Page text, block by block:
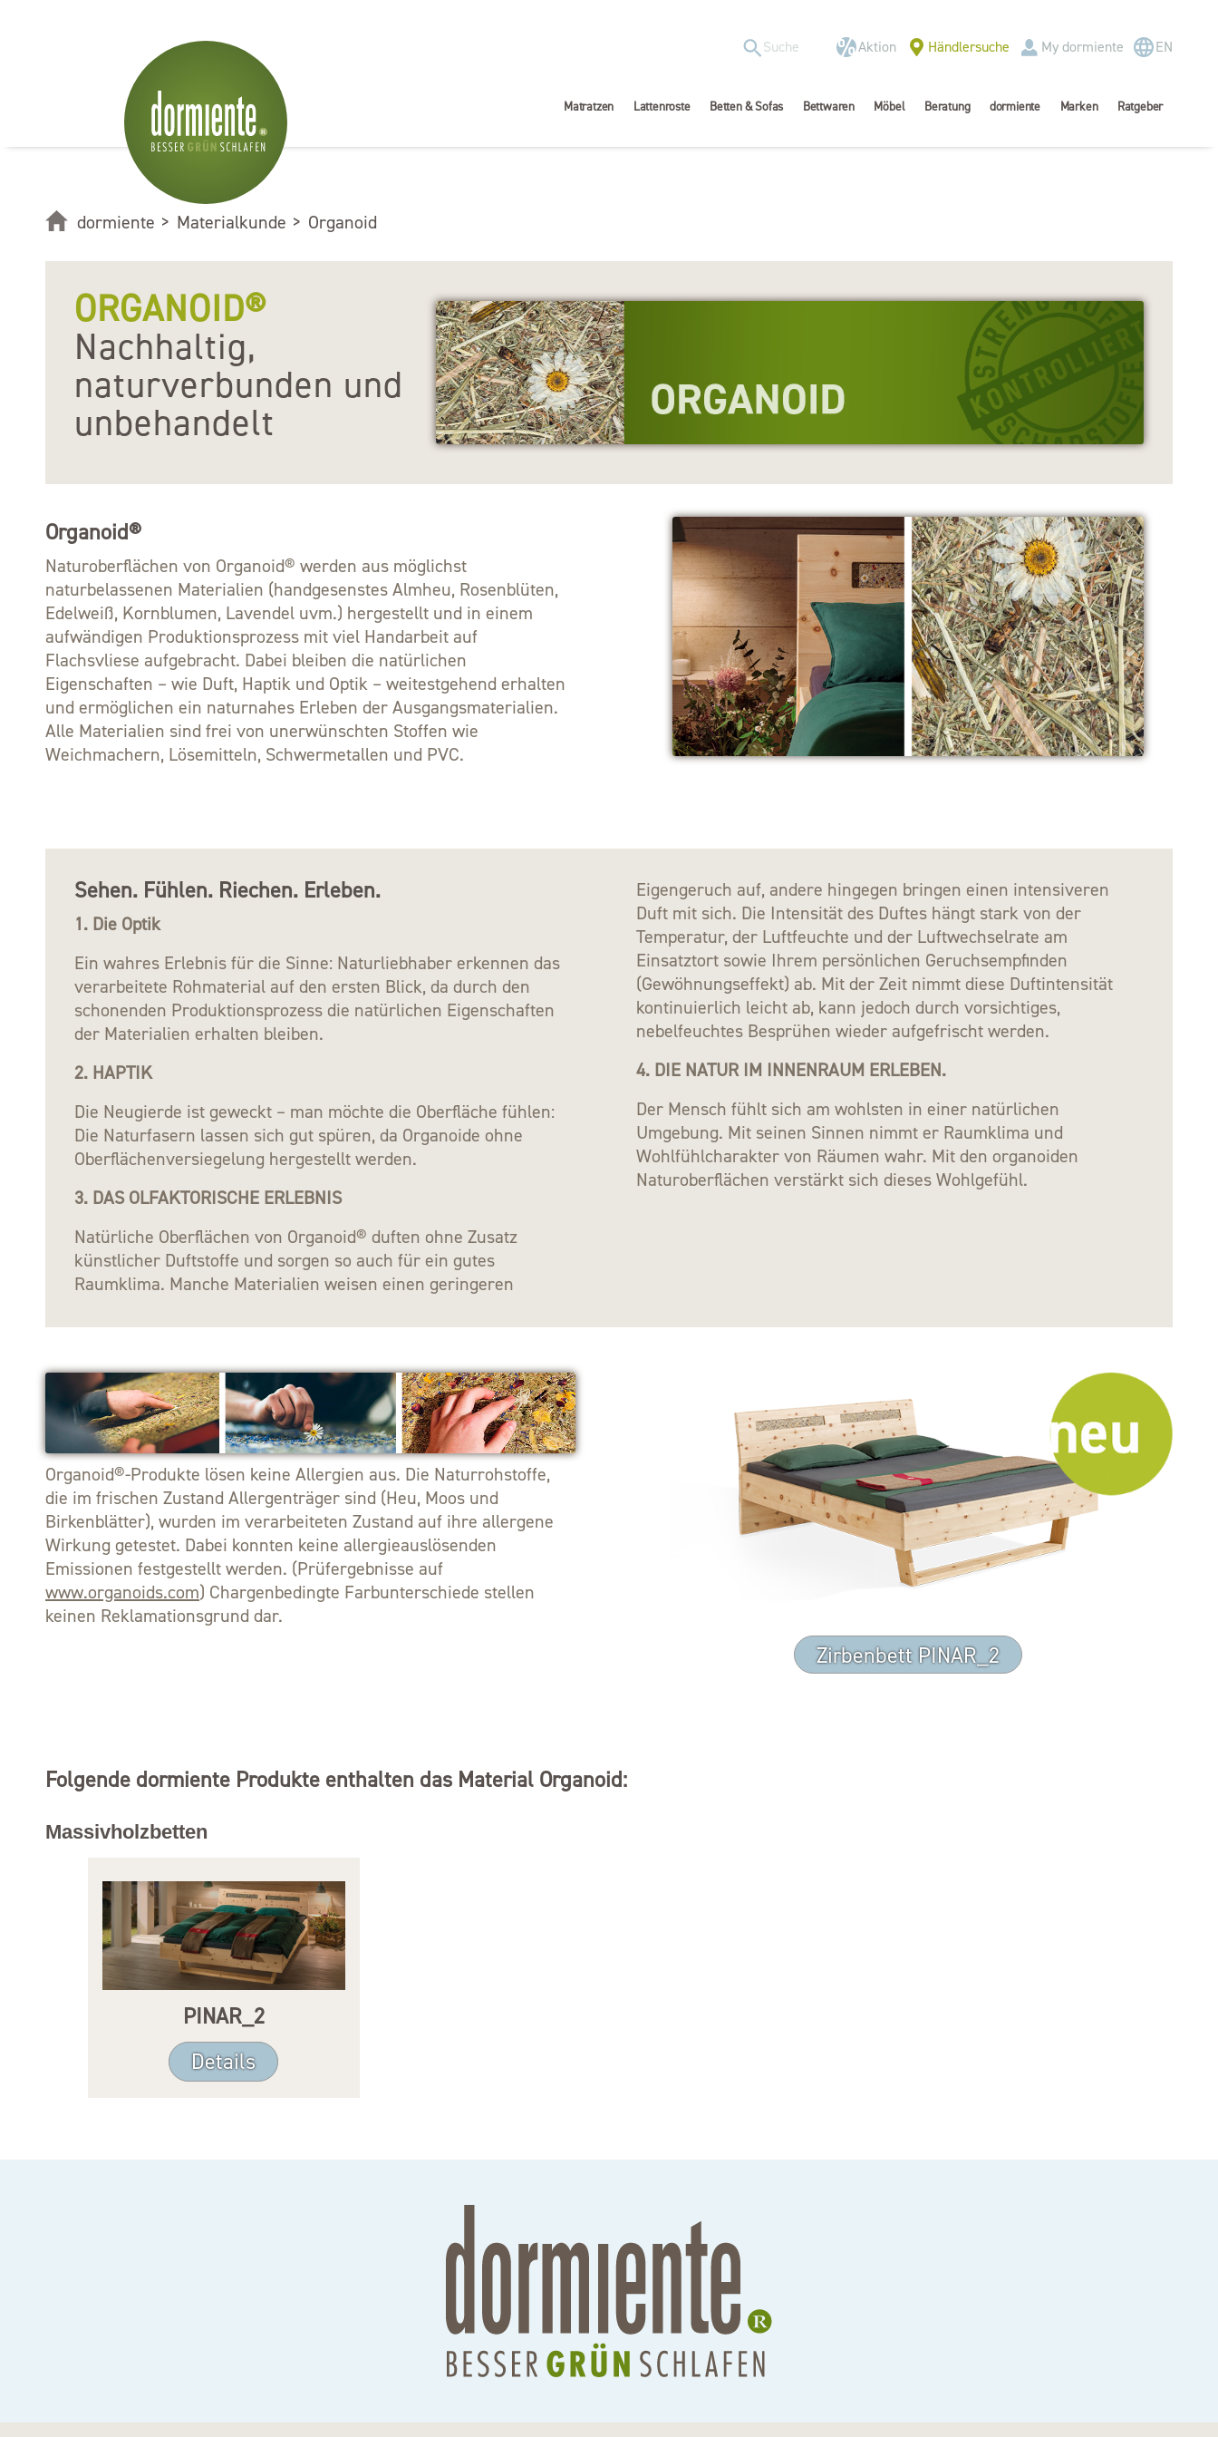
Aktion Händlersuche My dormiente EN
Matratzen Lattenroste Betten & Sofas Bettwaren Möbel Beratung dormiente Marken Ratgeber
dormiente > Materialkunde > Organoid
ORGANOID®
Nachhaltig,
naturverbunden und
unbehandelt
Organoid®
Naturoberflächen von Organoid® werden aus möglichst
naturbelassenen Materialien (handgesenstes Almheu, Rosenblüten,
Edelweiß, Kornblumen, Lavendel uvm.) hergestellt und in einem
aufwändigen Produktionsprozess mit viel Handarbeit auf
Flachsvliese aufgebracht. Dabei bleiben die natürlichen
Eigenschaften – wie Duft, Haptik und Optik – weitestgehend erhalten
und ermöglichen ein naturnahes Erleben der Ausgangsmaterialien.
Alle Materialien sind frei von unerwünschten Stoffen wie
Weichmachern, Lösemitteln, Schwermetallen und PVC.
Sehen. Fühlen. Riechen. Erleben.
1. Die Optik
Ein wahres Erlebnis für die Sinne: Naturliebhaber erkennen das
verarbeitete Rohmaterial auf den ersten Blick, da durch den
schonenden Produktionsprozess die natürlichen Eigenschaften
der Materialien erhalten bleiben.
2. HAPTIK
Die Neugierde ist geweckt – man möchte die Oberfläche fühlen:
Die Naturfasern lassen sich gut spüren, da Organoide ohne
Oberflächenversiegelung hergestellt werden.
3. DAS OLFAKTORISCHE ERLEBNIS
Natürliche Oberflächen von Organoid® duften ohne Zusatz
künstlicher Duftstoffe und sorgen so auch für ein gutes
Raumklima. Manche Materialien weisen einen geringeren
Eigengeruch auf, andere hingegen bringen einen intensiveren
Duft mit sich. Die Intensität des Duftes hängt stark von der
Temperatur, der Luftfeuchte und der Luftwechselrate am
Einsatztort sowie Ihrem persönlichen Geruchsempfinden
(Gewöhnungseffekt) ab. Mit der Zeit nimmt diese Duftintensität
kontinuierlich leicht ab, kann jedoch durch vorsichtiges,
nebelfeuchtes Besprühen wieder aufgefrischt werden.
4. DIE NATUR IM INNENRAUM ERLEBEN.
Der Mensch fühlt sich am wohlsten in einer natürlichen
Umgebung. Mit seinen Sinnen nimmt er Raumklima und
Wohlfühlcharakter von Räumen wahr. Mit den organoiden
Naturoberflächen verstärkt sich dieses Wohlgefühl.
Organoid®-Produkte lösen keine Allergien aus. Die Naturrohstoffe,
die im frischen Zustand Allergenträger sind (Heu, Moos und
Birkenblätter), wurden im verarbeiteten Zustand auf ihre allergene
Wirkung getestet. Dabei konnten keine allergieauslösenden
Emissionen festgestellt werden. (Prüfergebnisse auf
www.organoids.com) Chargenbedingte Farbunterschiede stellen
keinen Reklamationsgrund dar.
Zirbenbett PINAR_2
Folgende dormiente Produkte enthalten das Material Organoid:
Massivholzbetten
PINAR_2
Details